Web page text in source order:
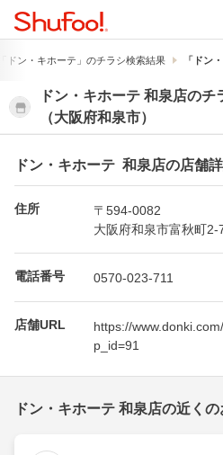
ドン・キホーテ」のチラシ検索結果 「ドン
ドン・キホーテ 和泉店のチ
（大阪府和泉市）
ドン・キホーテ 和泉店の店舗
住所
〒594-0082
大阪府和泉市富秋町2-
電話番号 0570-023-711
店舗URL
https://
p_id=91
ドン・キホーテ 和泉店の近く